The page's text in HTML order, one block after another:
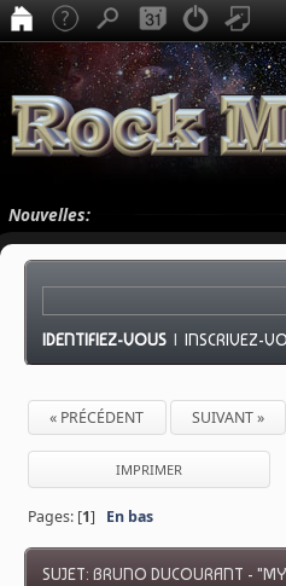
Nouvelles:
IDENTIFIEZ-VOUS |INSCRIVEZ-
« PRÉCÉDENT SUIVANT »
IMPRIMER
Pages: [1] En bas
SUJET: BRUNO DUCOURANT -